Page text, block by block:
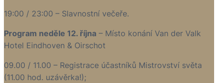
19:00 / 23:00 – Slavnostní večeře.
Program neděle 12. října – Místo konání Van der Valk
Hotel Eindhoven & Oirschot
09.00 / 11.00 – Registrace účastníků Mistrovství světa
(11.00 hod. uzávěrka!);